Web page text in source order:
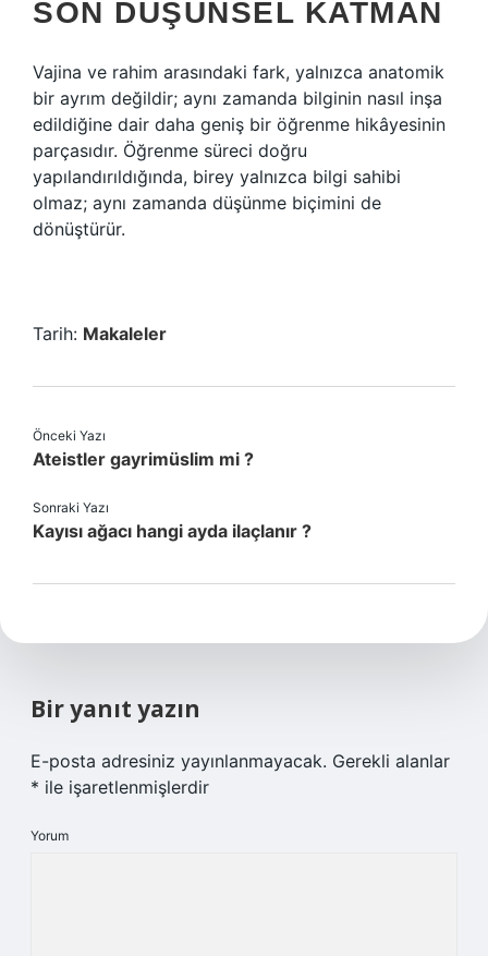
SON DÜŞÜNSEL KATMAN
Vajina ve rahim arasındaki fark, yalnızca anatomik
bir ayrım değildir; aynı zamanda bilginin nasıl inşa
edildiğine dair daha geniş bir öğrenme hikâyesinin
parçasıdır. Öğrenme süreci doğru
yapılandırıldığında, birey yalnızca bilgi sahibi
olmaz; aynı zamanda düşünme biçimini de
dönüştürür.
Tarih: Makaleler
Önceki Yazı
Ateistler gayrimüslim mi ?
Sonraki Yazı
Kayısı ağacı hangi ayda ilaçlanır ?
Bir yanıt yazın
E-posta adresiniz yayınlanmayacak. Gerekli alanlar
* ile işaretlenmişlerdir
Yorum